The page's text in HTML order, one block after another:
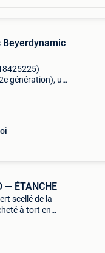
Beyerdynamic
génération), un
— ÉTANCHE
scellé de la
à tort en